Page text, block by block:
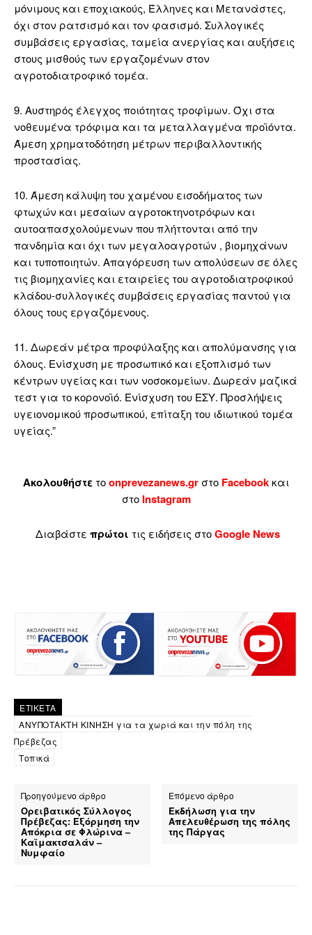
μόνιμους και εποχιακούς, Έλληνες και Μετανάστες,
όχι στον ρατσισμό και τον φασισμό. Συλλογικές
συμβάσεις εργασίας, ταμεία ανεργίας και αυξήσεις
στους μισθούς των εργαζομένων στον
αγροτοδιατροφικό τομέα.
9. Αυστηρός έλεγχος ποιότητας τροφίμων. Όχι στα
νοθευμένα τρόφιμα και τα μεταλλαγμένα προϊόντα.
Άμεση χρηματοδότηση μέτρων περιβαλλοντικής
προστασίας.
10. Άμεση κάλυψη του χαμένου εισοδήματος των
φτωχών και μεσαίων αγροτοκτηνοτρόφων και
αυτοαπασχολούμενων που πλήττονται από την
πανδημία και όχι των μεγαλοαγροτών , βιομηχάνων
και τυποποιητών. Απαγόρευση των απολύσεων σε όλες
τις βιομηχανίες και εταιρείες του αγροτοδιατροφικού
κλάδου-συλλογικές συμβάσεις εργασίας παντού για
όλους τους εργαζόμενους.
11. Δωρεάν μέτρα προφύλαξης και απολύμανσης για
όλους. Ενίσχυση με προσωπικό και εξοπλισμό των
κέντρων υγείας και των νοσοκομείων. Δωρεάν μαζικά
τεστ για το κορονοϊό. Ενίσχυση του ΕΣΥ. Προσλήψεις
υγειονομικού προσωπικού, επίταξη του ιδιωτικού τομέα
υγείας.”
Ακολουθήστε τοonprevezanews.gr στο Facebookκαι
στο Instagram
Διαβάστε πρώτοι τις ειδήσεις στοGoogle News
ΕΤΙΚΕΤΑ
ΑΝΥΠΟΤΑΚΤΗ ΚΙΝΗΣΗ για τα χωριά και την πόλη της
Πρέβεζας
Τοπικά
Προηγούμενο άρθρο
Ορειβατικός Σύλλογος
Πρέβεζας: Εξόρμηση την
Απόκρια σε Φλώρινα –
Καϊμακτσαλάν –
Νυμφαίο
Επόμενο άρθρο
Εκδήλωση για την
Απελευθέρωση της πόλης
της Πάργας